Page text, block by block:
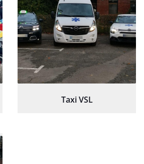
Taxi VSL
Transport ponctuel et
personnel très attentionné.
Très satisfait du service.